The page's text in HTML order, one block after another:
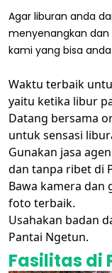
Agar liburan anda
menyenangkan dan
kami yang bisa
Waktu terbaik
yaitu ketika libur
Datang bersama
untuk sensasi
Gunakan jasa
dan tanpa ribet di
Bawa kamera
foto terbaik.
Usahakan badan
Pantai Ngetun.
Fasilitas di